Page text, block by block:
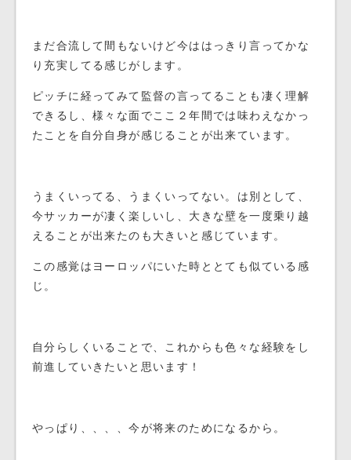
まだ合流して間もないけど今ははっきり言ってかな
り充実してる感じがします。
ピッチに経ってみて監督の言ってることも凄く理解
できるし、様々な面でここ２年間では味わえなかっ
たことを自分自身が感じることが出来ています。
うまくいってる、うまくいってない。は別として、
今サッカーが凄く楽しいし、大きな壁を一度乗り越
えることが出来たのも大きいと感じています。
この感覚はヨーロッパにいた時ととても似ている感
じ。
自分らしくいることで、これからも色々な経験をし
前進していきたいと思います！
やっぱり、、、、今が将来のためになるから。